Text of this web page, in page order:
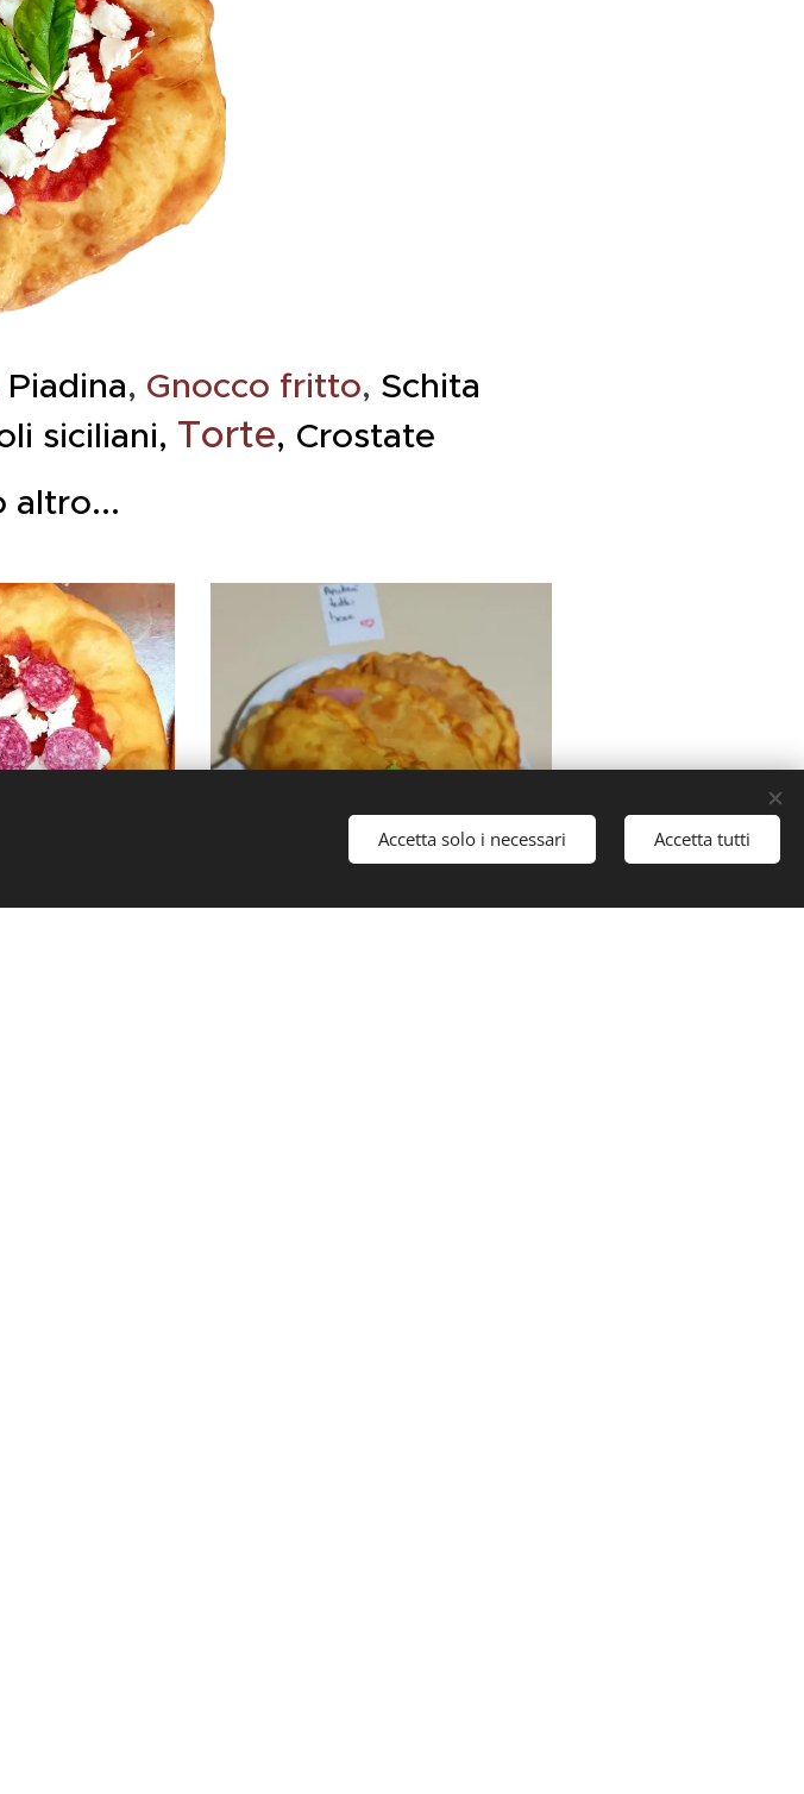
Piadina, Gnocco fritto, Schita
siciliani, Torte, Crostate
altro...
Accetta solo i necessari Accetta tutti